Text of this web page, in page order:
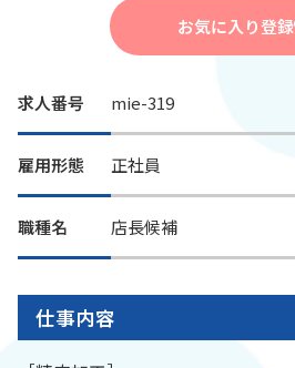
お気に入り登録
求人番号 mie-319
雇用形態 正社員
職種名 店長候補
仕事内容